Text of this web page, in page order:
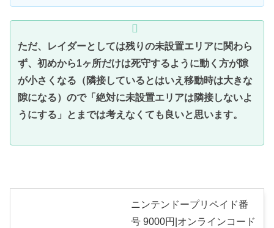
ただ、レイダーとしては残りの未設置エリアに関わら
ず、初めから1ヶ所だけは死守するように動く方が隙
が小さくなる（隣接しているとはいえ移動時は大きな
隙になる）ので「絶対に未設置エリアは隣接しないよ
うにする」とまでは考えなくても良いと思います。
ニンテンドープリペイド番
号 9000円|オンラインコード